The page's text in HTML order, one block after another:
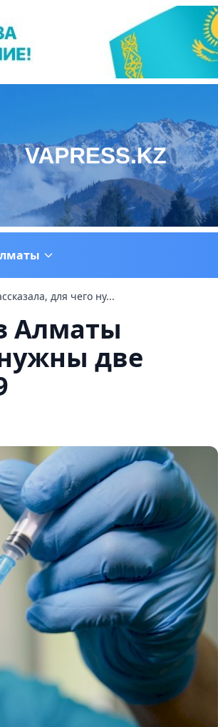
для чего ну...
Алматы
две